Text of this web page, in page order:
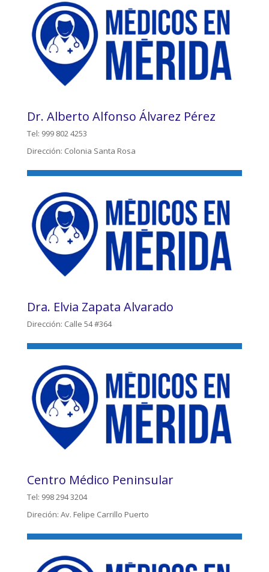
Dr. Alberto Alfonso Álvarez Pérez
Tel: 999 802 4253
Dirección: Colonia Santa Rosa
Dra. Elvia Zapata Alvarado
Dirección: Calle 54 #364
Centro Médico Peninsular
Tel: 998 294 3204
Direción: Av. Felipe Carrillo Puerto